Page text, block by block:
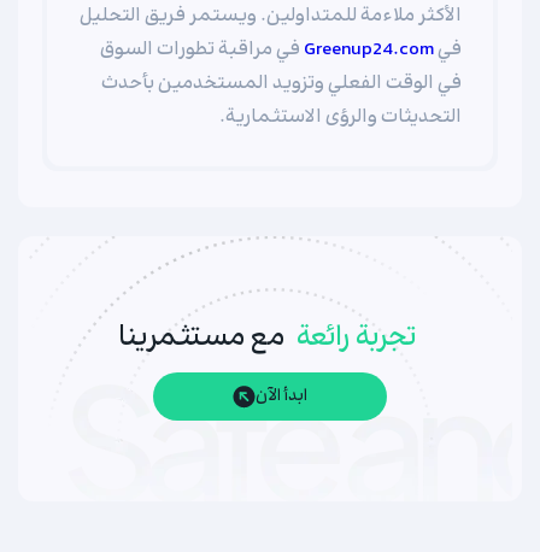
الأكثر ملاءمة للمتداولين. ويستمر فريق التحليل
فيGreenup24.com في مراقبة تطورات السوق
في الوقت الفعلي وتزويد المستخدمين بأحدث
التحديثات والرؤى الاستثمارية.
تجربة رائعة مع مستثمرينا
ابدأ الآن